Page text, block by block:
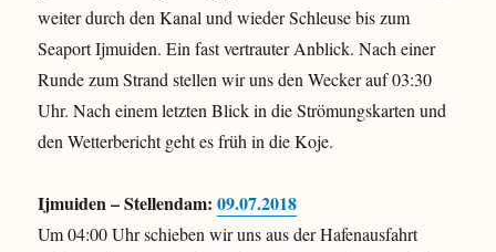
weiter durch den Kanal und wieder Schleuse bis zum
Seaport Ijmuiden. Ein fast vertrauter Anblick. Nach einer
Runde zum Strand stellen wir uns den Wecker auf 03:30
Uhr. Nach einem letzten Blick in die Strömungskarten und
den Wetterbericht geht es früh in die Koje.
Ijmuiden – Stellendam:09.07.2018
Um 04:00 Uhr schieben wir uns aus der Hafenausfahrt